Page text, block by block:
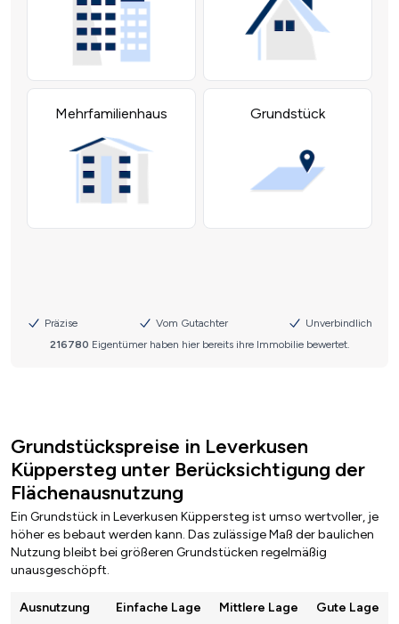
Grundstückspreise in Leverkusen
Küppersteg unter Berücksichtigung der
Flächenausnutzung
Ein Grundstück in Leverkusen Küppersteg ist umso wertvoller, je
höher es bebaut werden kann. Das zulässige Maß der baulichen
Nutzung bleibt bei größeren Grundstücken regelmäßig
unausgeschöpft.
Ausnutzung Einfache Lage Mittlere Lage Gute Lage